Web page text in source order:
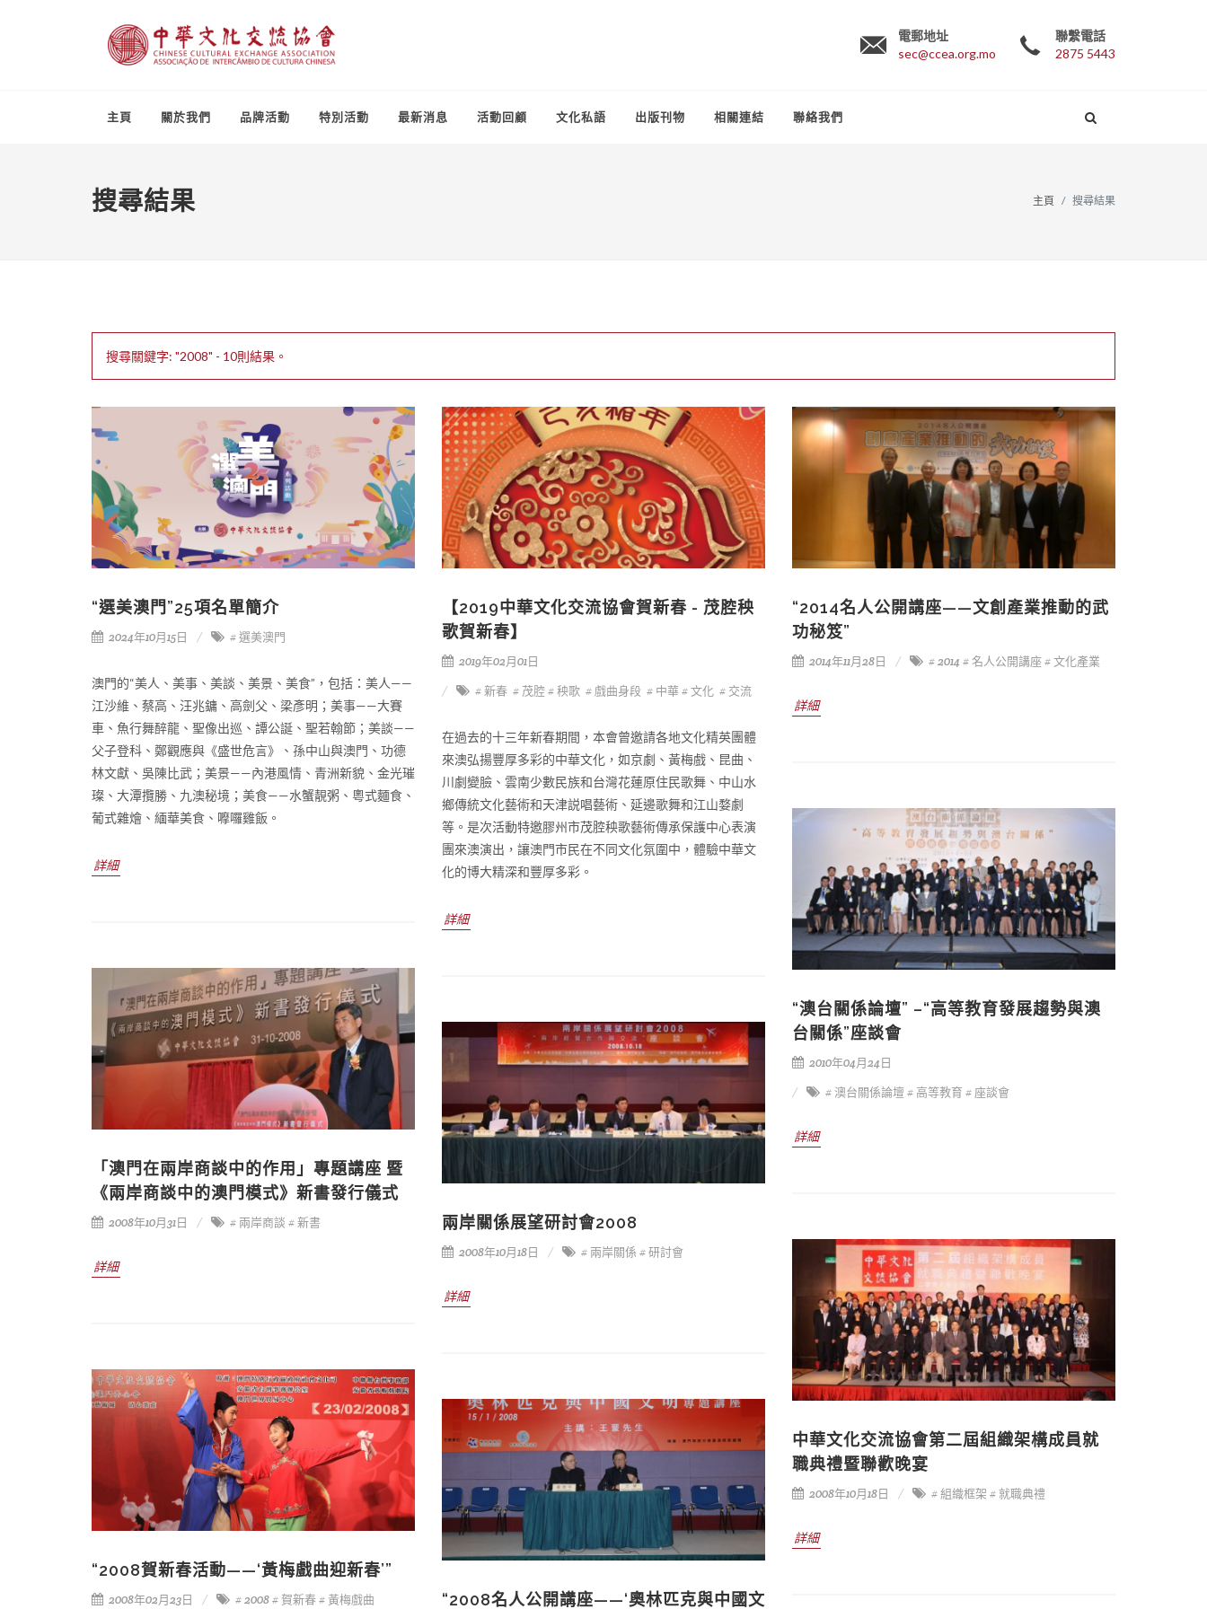
電郵地址
sec@ccea.org.mo
聯繫電話
2875 5443
主頁 關於我們 品牌活動 特別活動 最新消息 活動回顧 文化私語 出版刊物 相關連結 聯絡我們
搜尋結果 主頁 搜尋結果
搜尋關鍵字: "2008" - 10則結果。
“選美澳門”25項名單簡介
2024年10月15日 # 選美澳門
澳門的“美人、美事、美談、美景、美食”，包括：美人——
江沙維、蔡高、汪兆鏞、高劍父、梁彥明；美事——大賽
車、魚行舞醉龍、聖像出巡、譚公誕、聖若翰節；美談——
父子登科、鄭觀應與《盛世危言》、孫中山與澳門、功德
林文獻、吳陳比武；美景——內港風情、青洲新貌、金光璀
璨、大潭攬勝、九澳秘境；美食——水蟹靚粥、粵式麵食、
葡式雜燴、緬華美食、嚤囉雞飯。
詳細
【2019中華文化交流協會賀新春 - 茂腔秧
歌賀新春】
2019年02月01日
# 新春 # 茂腔 # 秧歌 # 戲曲身段 # 中華# 文化 # 交流
在過去的十三年新春期間，本會曾邀請各地文化精英團體
來澳弘揚豐厚多彩的中華文化，如京劇、黃梅戲、昆曲、
川劇變臉、雲南少數民族和台灣花蓮原住民歌舞、中山水
鄉傳統文化藝術和天津説唱藝術、延邊歌舞和江山婺劇
等。是次活動特邀膠州市茂腔秧歌藝術傳承保護中心表演
團來澳演出，讓澳門市民在不同文化氛圍中，體驗中華文
化的博大精深和豐厚多彩。
詳細
“2014名人公開講座——文創產業推動的武
功秘笈”
2014年11月28日 # 2014# 名人公開講座# 文化產業
詳細
“澳台關係論壇” –“高等教育發展趨勢與澳
台關係”座談會
2010年04月24日
# 澳台關係論壇 # 高等教育 # 座談會
詳細
「澳門在兩岸商談中的作用」專題講座 暨
《兩岸商談中的澳門模式》新書發行儀式
2008年10月31日 # 兩岸商談 # 新書
詳細
兩岸關係展望研討會2008
2008年10月18日 # 兩岸關係 # 研討會
詳細
中華文化交流協會第二屆組織架構成員就
職典禮暨聯歡晚宴
2008年10月18日 # 組織框架 # 就職典禮
詳細
“2008賀新春活動——‘黃梅戲曲迎新春’”
2008年02月23日 # 2008# 賀新春# 黃梅戲曲 “2008名人公開講座——‘奧林匹克與中國文